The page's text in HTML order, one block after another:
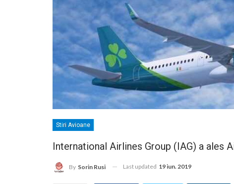
Stiri Avioane
International Airlines Group (IAG) a ales
By Sorin Rusi Last updated 19 iun. 2019